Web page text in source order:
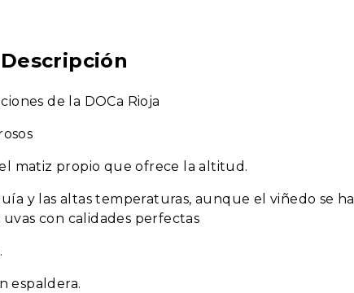
Descripción
de la DOCa Rioja
matiz propio que ofrece la altitud.
y las altas temperaturas, aunque el viñedo se ha
con calidades perfectas
espaldera.